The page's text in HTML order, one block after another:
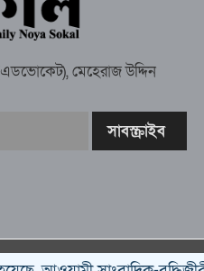
সম্পাদক কামাল হোসাইনের
ও দোয়া
ছবি বিকৃত করে অপপ্রচারের
আজ দুই ভাগে বিভক্ত—একটি
মেহেরাজ উদ্দিন